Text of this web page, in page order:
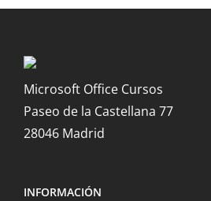
Microsoft Office Cursos
Paseo de la Castellana 77
28046 Madrid
INFORMACIÓN